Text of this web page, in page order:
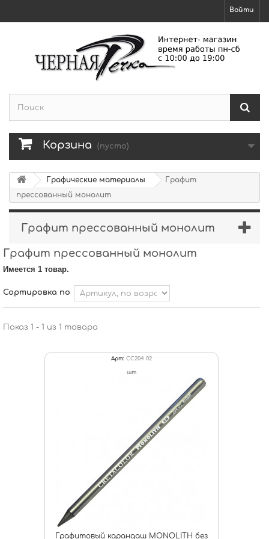
Войти
Корзина (пусто)
Графические материалы
Графит
прессованный монолит
Графит прессованный монолит
Графит прессованный монолит
Имеется 1 товар.
Сортировка по
Показ 1 - 1 из 1 товара
Арт: CC204 02
шт
Графитовый карандаш MONOLITH без